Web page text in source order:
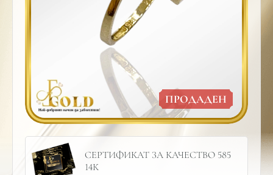
ПРОДАДЕН
СЕРТИФИКАТ ЗА КАЧЕСТВО 585
14К